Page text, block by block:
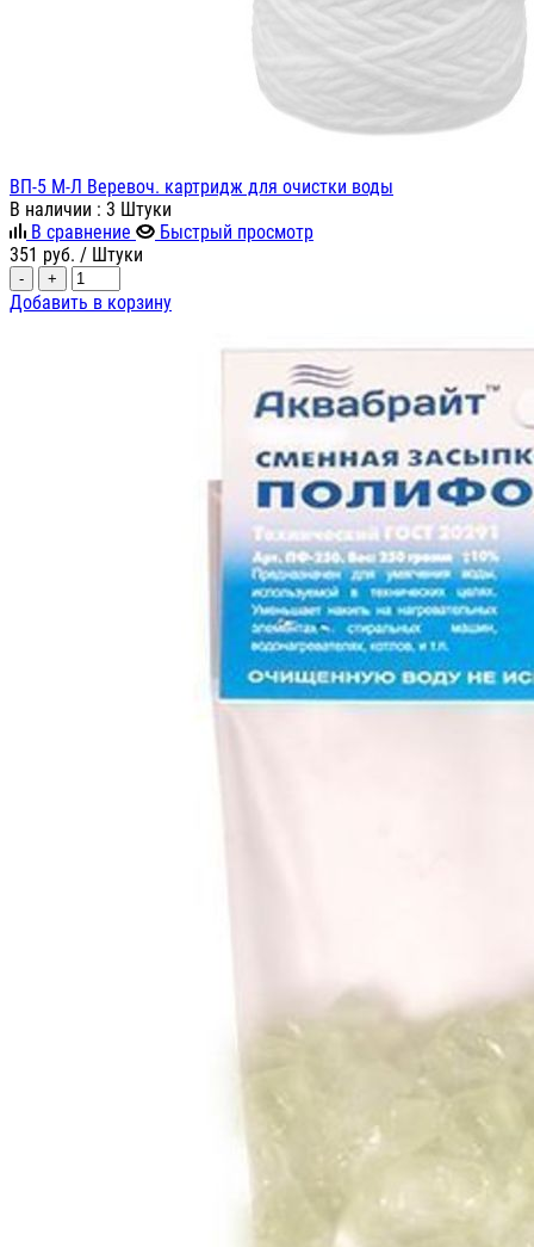
ВП-5 М-Л Веревоч. картридж для очистки воды
В наличии : 3 Штуки
В сравнение
Быстрый просмотр
351 руб. / Штуки
- +
Добавить в корзину